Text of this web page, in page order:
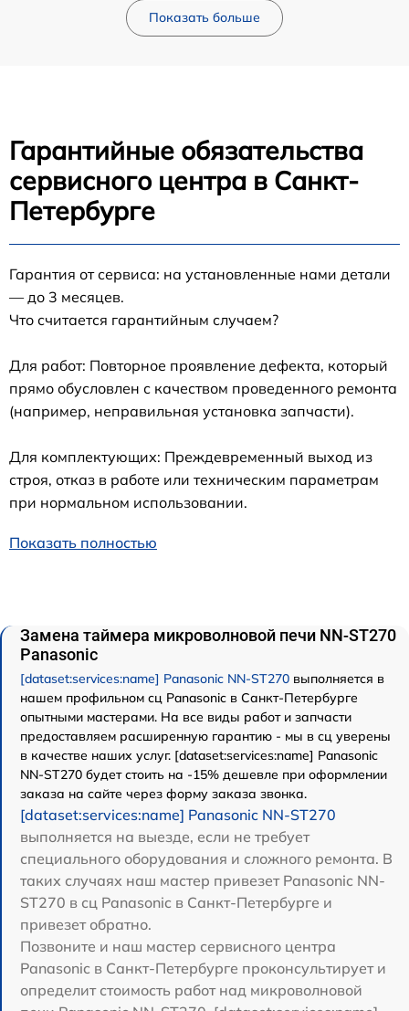
Показать больше
Гарантийные обязательства
сервисного центра в Санкт-
Петербурге
Гарантия от сервиса: на установленные нами детали
— до 3 месяцев.
Что считается гарантийным случаем?
Для работ: Повторное проявление дефекта, который
прямо обусловлен с качеством проведенного ремонта
(например, неправильная установка запчасти).
Для комплектующих: Преждевременный выход из
строя, отказ в работе или техническим параметрам
при нормальном использовании.
Показать полностью
Замена таймера микроволновой печи NN-ST270
Panasonic
[dataset:services:name] Panasonic NN-ST270 выполняется в
нашем профильном сц Panasonic в Санкт-Петербурге
опытными мастерами. На все виды работ и запчасти
предоставляем расширенную гарантию - мы в сц уверены
в качестве наших услуг. [dataset:services:name] Panasonic
NN-ST270 будет стоить на -15% дешевле при оформлении
заказа на сайте через форму заказа звонка.
[dataset:services:name] Panasonic NN-ST270
выполняется на выезде, если не требует
специального оборудования и сложного ремонта. В
таких случаях наш мастер привезет Panasonic NN-
ST270 в сц Panasonic в Санкт-Петербурге и
привезет обратно.
Позвоните и наш мастер сервисного центра
Panasonic в Санкт-Петербурге проконсультирует и
определит стоимость работ над микроволновой